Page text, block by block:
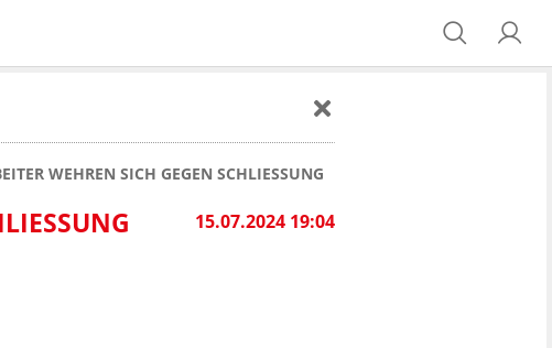
WEHREN SICH GEGEN SCHLIESSUNG
15.07.2024 19:04